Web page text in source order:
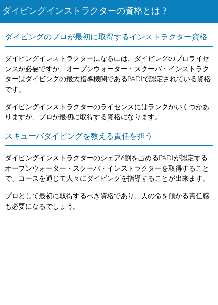
ダイビングインストラクターの資格とは？
ダイビングのプロが最初に取得するインストラクター資格
ダイビングインストラクターになるには、ダイビングのプロライセ
ンスが必要ですが、オープンウォーター・スクーバ・インストラク
ターはダイビングの最大指導機関であるPADIで認定されている資格
です。
ダイビングインストラクターのライセンスにはランクがいくつかあ
りますが、プロが最初に取得する資格になります。
スキューバダイビングを教える責任を担う
ダイビングインストラクターのシェア6割を占めるPADIが認定する
オープンウォーター・スクーバ・インストラクターを取得すること
で、コースを通じて人々にダイビングを指導することが出来ます。
プロとして最初に取得するべき資格であり、人の命を預かる責任感
も必要になるでしょう。